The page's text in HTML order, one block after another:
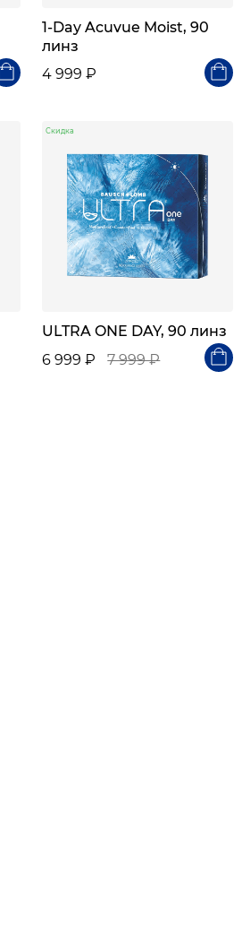
1-Day Acuvue Moist, 90
линз
4 999 ₽
Скидка
ULTRA ONE DAY, 90 линз
6 999 ₽
7 999 ₽